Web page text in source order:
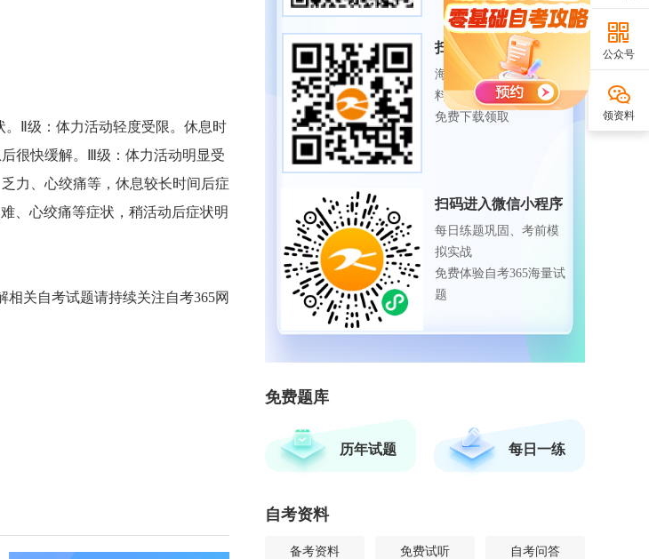
。Ⅱ级：体力活动轻度受限。休息时
很快缓解。Ⅲ级：体力活动明显受
力、心绞痛等，休息较长时间后症
、心绞痛等症状，稍活动后症状明
相关自考试题请持续关注自考365网
扫码下载APP
海量历年试题、备考资
料
免费下载领取
扫码进入微信小程序
每日练题巩固、考前模
拟实战
免费体验自考365海量试
题
免费题库
历年试题 每日一练
自考资料
备考资料 免费试听 自考问答
公众号
领资料